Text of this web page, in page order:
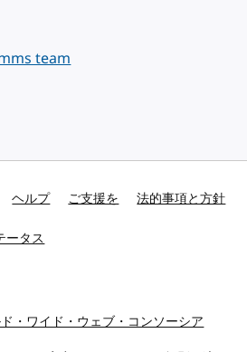
team
ヘルプ ご支援を 法的事項と方針
ータス
・ワイド・ウェブ・コンソーシア